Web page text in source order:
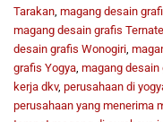
Tarakan, magang desain
magang desain grafis Ternate
desain grafis Wonogiri,
grafis Yogya, magang desain
kerja dkv, perusahaan di
perusahaan yang menerima